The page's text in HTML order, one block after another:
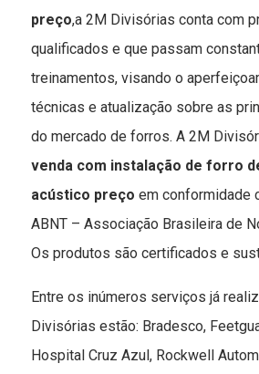
preço,a 2M Divisórias conta com
qualificados e que passam
treinamentos, visando o
técnicas e atualização sobre as
do mercado de forros. A 2M
venda com instalação de forro
acústico preçoem conformidade
ABNT – Associação Brasileira de
Os produtos são certificados e
Entre os inúmeros serviços já
Divisórias estão: Bradesco,
Hospital Cruz Azul, Rockwell